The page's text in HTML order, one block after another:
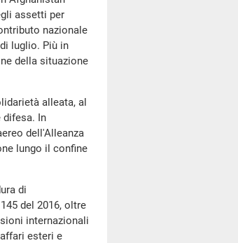
assetti per
nazionale
luglio. Più in
della situazione
alleata, al
difesa. In
dell'Alleanza
lungo il confine
di
del 2016, oltre
internazionali
esteri e